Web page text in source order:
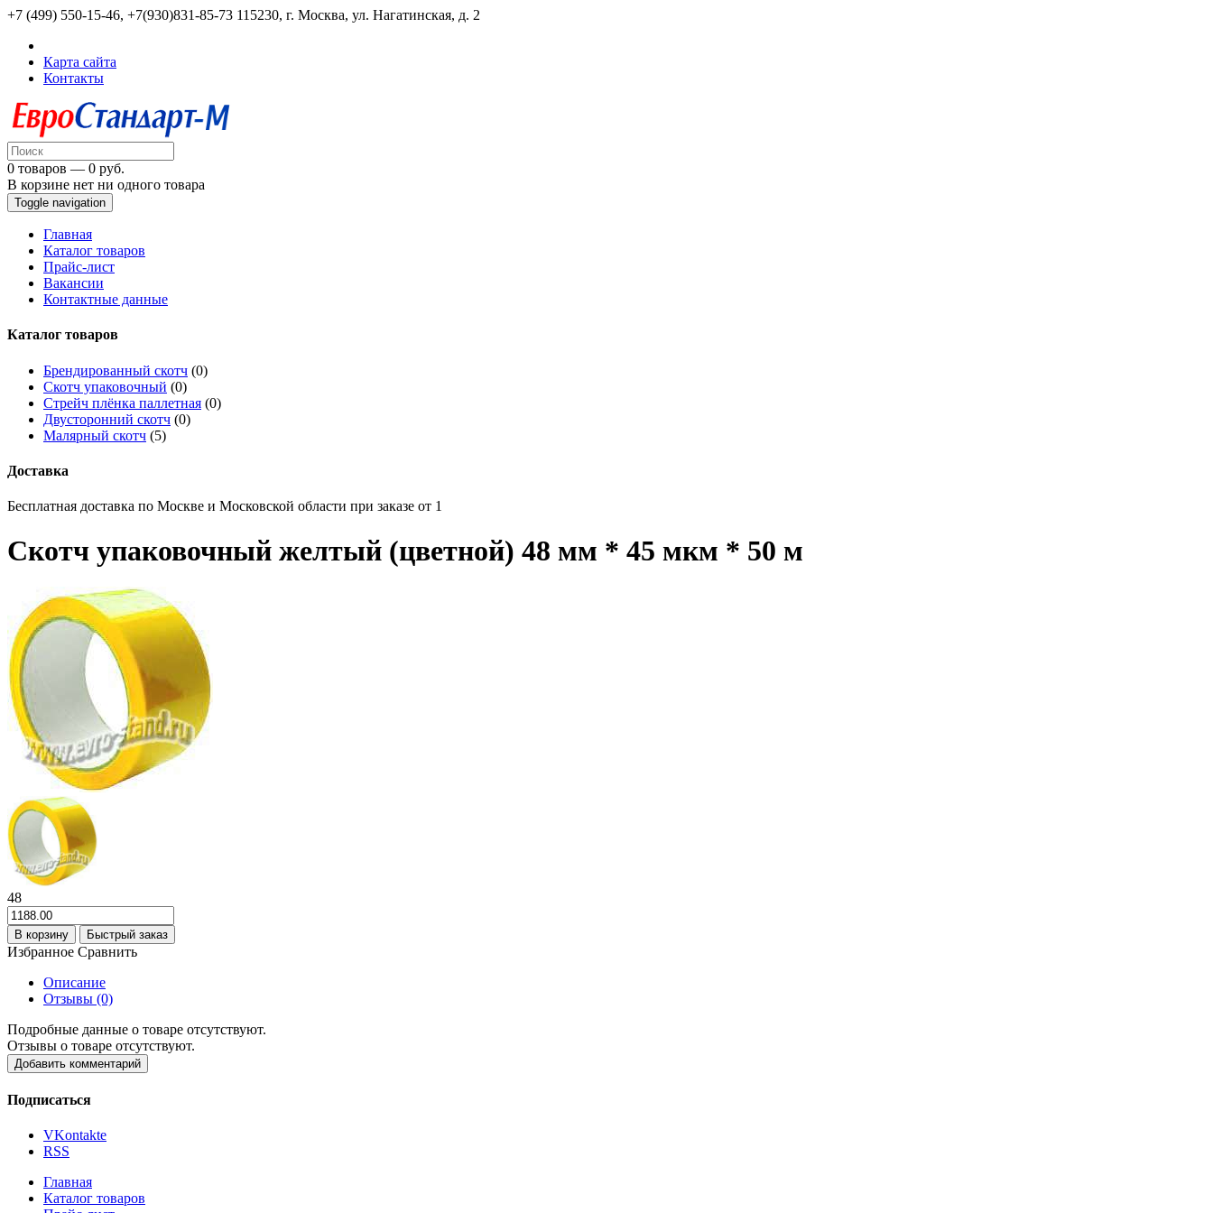
+7 (499) 550-15-46, +7(930)831-85-73 115230, г. Москва, ул. Нагатинская, д. 2
Карта сайта
Контакты
0 товаров — 0 руб.
В корзине нет ни одного товара
Toggle navigation
Главная
Каталог товаров
Прайс-лист
Вакансии
Контактные данные
Каталог товаров
Брендированный скотч (0)
Скотч упаковочный (0)
Стрейч плёнка паллетная (0)
Двусторонний скотч (0)
Малярный скотч (5)
Доставка
Бесплатная доставка по Москве и Московской области при заказе от 1
Скотч упаковочный желтый (цветной) 48 мм * 45 мкм * 50 м
48
В корзину Быстрый заказ
Избранное Сравнить
Описание
Отзывы (0)
Подробные данные о товаре отсутствуют.
Отзывы о товаре отсутствуют.
Добавить комментарий
Подписаться
VKontakte
RSS
Главная
Каталог товаров